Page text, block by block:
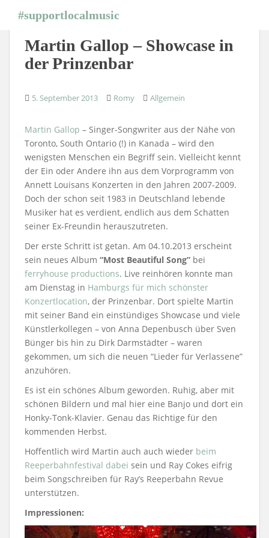
#supportlocalmusic
Martin Gallop – Showcase in
der Prinzenbar
5. September 2013 Romy Allgemein
Martin Gallop – Singer-Songwriter aus der Nähe von
Toronto, South Ontario (!) in Kanada – wird den
wenigsten Menschen ein Begriff sein. Vielleicht kennt
der Ein oder Andere ihn aus dem Vorprogramm von
Annett Louisans Konzerten in den Jahren 2007-2009.
Doch der schon seit 1983 in Deutschland lebende
Musiker hat es verdient, endlich aus dem Schatten
seiner Ex-Freundin herauszutreten.
Der erste Schritt ist getan. Am 04.10.2013 erscheint
sein neues Album “Most Beautiful Song” bei
ferryhouse productions. Live reinhören konnte man
am Dienstag in Hamburgs für mich schönster
Konzertlocation, der Prinzenbar. Dort spielte Martin
mit seiner Band ein einstündiges Showcase und viele
Künstlerkollegen – von Anna Depenbusch über Sven
Bünger bis hin zu Dirk Darmstädter – waren
gekommen, um sich die neuen “Lieder für Verlassene”
anzuhören.
Es ist ein schönes Album geworden. Ruhig, aber mit
schönen Bildern und mal hier eine Banjo und dort ein
Honky-Tonk-Klavier. Genau das Richtige für den
kommenden Herbst.
Hoffentlich wird Martin auch auch wieder beim
Reeperbahnfestival dabei sein und Ray Cokes eifrig
beim Songschreiben für Ray’s Reeperbahn Revue
unterstützen.
Impressionen: